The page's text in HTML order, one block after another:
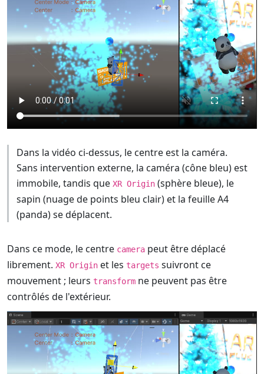
Dans la vidéo ci-dessus, le centre est la caméra.
Sans intervention externe, la caméra (cône bleu) est
immobile, tandis que XR Origin(sphère bleue), le
sapin (nuage de points bleu clair) et la feuille A4
(panda) se déplacent.
Dans ce mode, le centre camera peut être déplacé
librement. XR Origin et les targets suivront ce
mouvement ; leurs transform ne peuvent pas être
contrôlés de l'extérieur.